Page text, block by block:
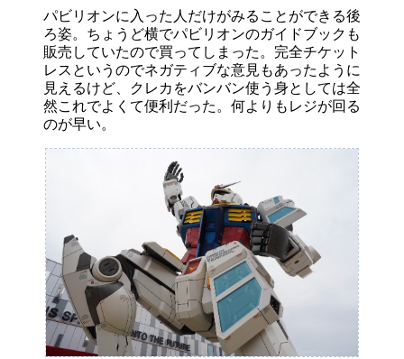
パビリオンに入った人だけがみることができる後
ろ姿。ちょうど横でパビリオンのガイドブックも
販売していたので買ってしまった。完全チケット
レスというのでネガティブな意見もあったように
見えるけど、クレカをバンバン使う身としては全
然これでよくて便利だった。何よりもレジが回る
のが早い。